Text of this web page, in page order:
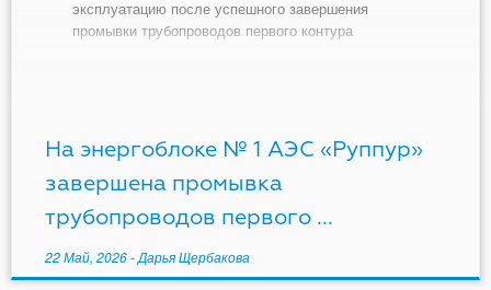
эксплуатацию после успешного завершения
промывки трубопроводов первого контура
за рекордное, по словам операторов, […]
На энергоблоке № 1 АЭС «Руппур»
завершена промывка
трубопроводов первого ...
22 Май, 2026-Дарья Щербакова